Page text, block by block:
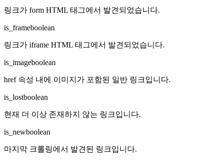
링크가 form HTML 태그에서 발견되었습니다.
is_frameboolean
링크가 iframe HTML 태그에서 발견되었습니다.
is_imageboolean
href 속성 내에 이미지가 포함된 일반 링크입니다.
is_lostboolean
현재 더 이상 존재하지 않는 링크입니다.
is_newboolean
마지막 크롤링에서 발견된 링크입니다.